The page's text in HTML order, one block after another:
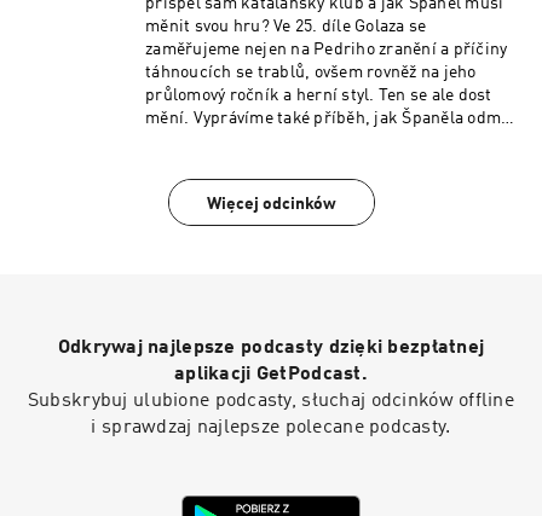
přispěl sám katalánský klub a jak Španěl musí
měnit svou hru? Ve 25. díle Golaza se
zaměřujeme nejen na Pedriho zranění a příčiny
táhnoucích se trablů, ovšem rovněž na jeho
průlomový ročník a herní styl. Ten se ale dost
mění. Vyprávíme také příběh, jak Španěla odmítl
pikantnost týdne a dostane se tradičně rovněž
na vítěze, poraženého a pozvánky.
Więcej odcinków
Odkrywaj najlepsze podcasty dzięki bezpłatnej
aplikacji GetPodcast.
Subskrybuj ulubione podcasty, słuchaj odcinków offline
i sprawdzaj najlepsze polecane podcasty.